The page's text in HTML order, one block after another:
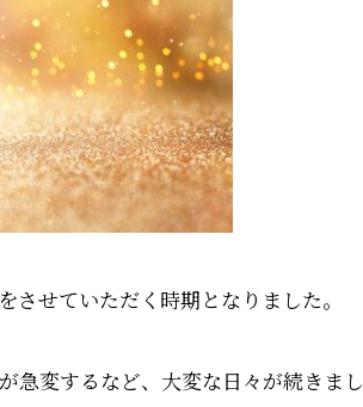
させていただく時期となりました。
急変するなど、大変な日々が続きまし